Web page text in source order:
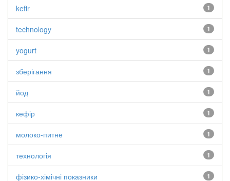
1
kefir
1
technology
1
yogurt
1
зберігання
1
йод
1
кефір
1
молоко-питне
1
технологія
1
фізико-хімічні показники